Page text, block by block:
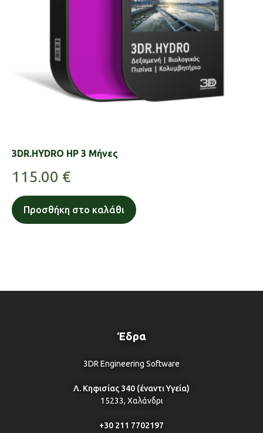
3DR.HYDRO HP 3 Μήνες
115.00 €
Προσθήκη στο καλάθι
Έδρα
3DR Engineering Software
Λ. Κηφισίας 340 (έναντι Υγεία)
15233, Χαλάνδρι
+30 211 7702197